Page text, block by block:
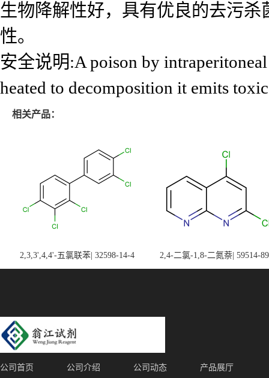
生物降解性好，具有优良的去污
性。
安全说明:A poison by
heated to decomposition it emits
相关产品：
2,3,3',4,4'-五氯联苯| 32598-14-4 2,4-二氯-1,8-二氮萘| 59514-
公司首页 公司介绍 公司动态 产品展厅